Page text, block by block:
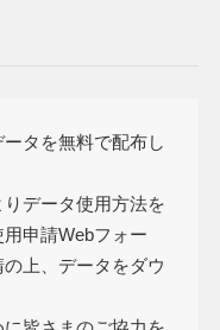
タを無料で配布し
データ使用方法を
申請Webフォー
上、データをダウ